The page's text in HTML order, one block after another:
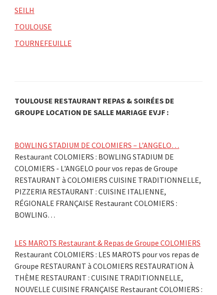
SEILH
TOULOUSE
TOURNEFEUILLE
TOULOUSE RESTAURANT REPAS & SOIRÉES DE
GROUPE LOCATION DE SALLE MARIAGE EVJF :
BOWLING STADIUM DE COLOMIERS – L’ANGELO…
Restaurant COLOMIERS : BOWLING STADIUM DE
COLOMIERS - L'ANGELO pour vos repas de Groupe
RESTAURANT à COLOMIERS CUISINE TRADITIONNELLE,
PIZZERIA RESTAURANT : CUISINE ITALIENNE,
RÉGIONALE FRANÇAISE Restaurant COLOMIERS :
BOWLING…
LES MAROTS Restaurant & Repas de Groupe COLOMIERS
Restaurant COLOMIERS : LES MAROTS pour vos repas de
Groupe RESTAURANT à COLOMIERS RESTAURATION À
THÈME RESTAURANT : CUISINE TRADITIONNELLE,
NOUVELLE CUISINE FRANÇAISE Restaurant COLOMIERS :